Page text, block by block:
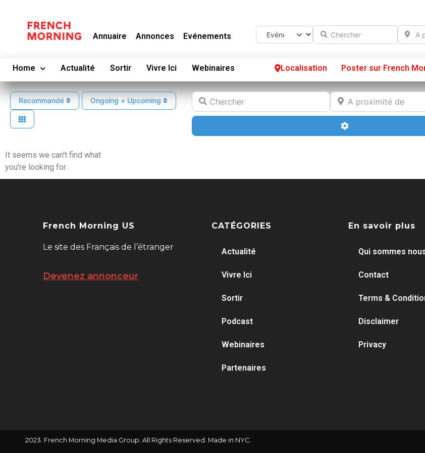
Annuaire Annonces Evénements
Select search typeChercher A
Home Actualité Sortir Vivre Ici Webinaires Localisation Poster sur French
Recommandé Ongoing + Upcoming
Chercher A proximité de
Advanced Filters
It seems we can't find what
you're looking for.
French Morning US
Le site des Français de l’étranger
Devenez annonceur
CATÉGORIES
Actualité
Vivre Ici
Sortir
Podcast
Webinaires
Partenaires
En savoir plus
Qui sommes
Contact
Terms &
Disclaimer
Privacy
2023. French Morning Media Group. All Rights Reserved. Made in NYC.